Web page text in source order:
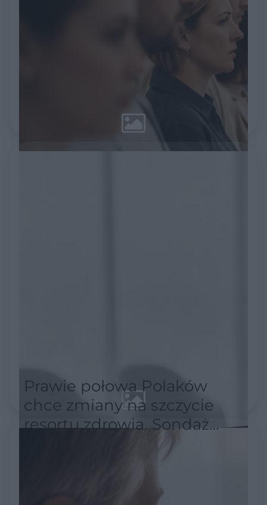
Prawie połowa Polaków
chce zmiany na szczycie
resortu zdrowia. Sondaż